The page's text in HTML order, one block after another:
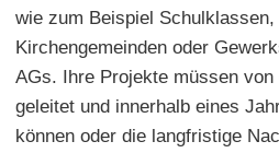
wie zum Beispiel Schulklassen,
Kirchengemeinden oder
AGs. Ihre Projekte müssen
geleitet und innerhalb eines
können oder die langfristige